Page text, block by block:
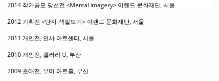
2014 작가공모 당선전 <Mental Imagery> 이랜드 문화재단, 서울
2012 기획전 <단지-색깔보기> 이랜드 문화재단, 서울
2011 개인전, 인사 아트센터, 서울
2010 개인전, 갤러리 U, 부산
2009 초대전, 부미 아트홀, 부산